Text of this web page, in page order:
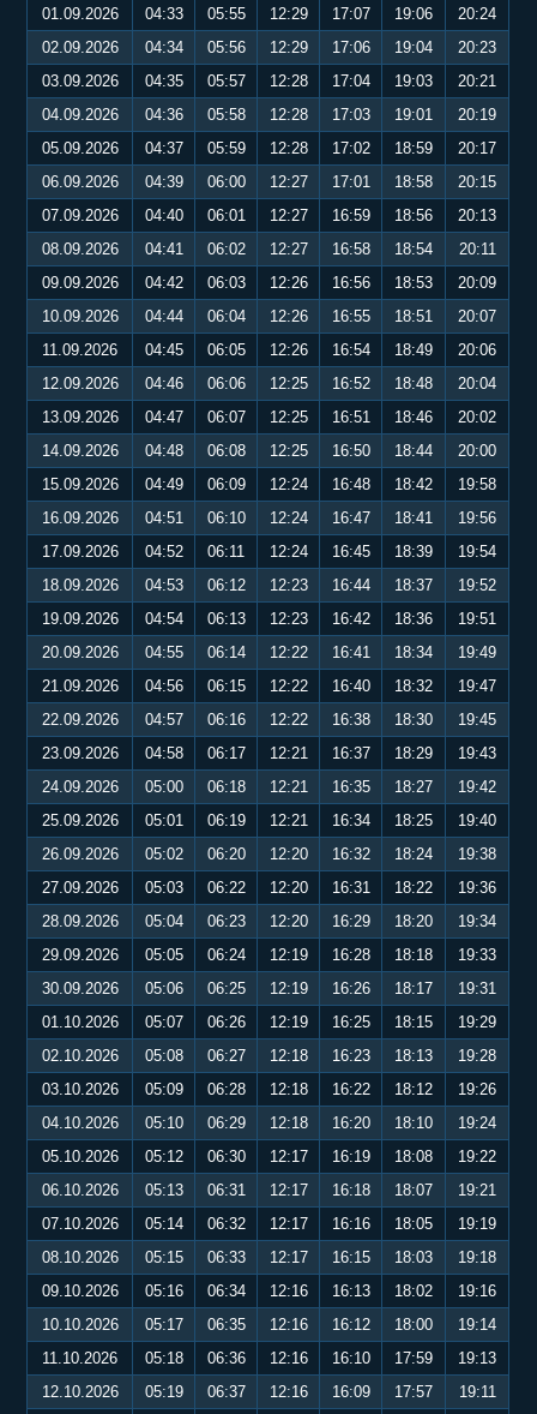
01.09.2026
04:33 05:55 12:29 17:07 19:06
20:24
02.09.2026
04:34 05:56 12:29 17:06 19:04
20:23
03.09.2026
04:35 05:57 12:28 17:04 19:03
20:21
04.09.2026
04:36 05:58 12:28 17:03 19:01
20:19
05.09.2026
04:37 05:59 12:28 17:02 18:59
20:17
06.09.2026
04:39 06:00 12:27 17:01 18:58
20:15
07.09.2026
04:40 06:01 12:27 16:59 18:56
20:13
08.09.2026
04:41 06:02 12:27 16:58 18:54
20:11
09.09.2026
04:42 06:03 12:26 16:56 18:53
20:09
10.09.2026
04:44 06:04 12:26 16:55 18:51
20:07
11.09.2026
04:45 06:05 12:26 16:54 18:49
20:06
12.09.2026
04:46 06:06 12:25 16:52 18:48
20:04
13.09.2026
04:47 06:07 12:25 16:51 18:46
20:02
14.09.2026
04:48 06:08 12:25 16:50 18:44
20:00
15.09.2026
04:49 06:09 12:24 16:48 18:42
19:58
16.09.2026
04:51 06:10 12:24 16:47 18:41
19:56
17.09.2026
04:52 06:11 12:24 16:45 18:39
19:54
18.09.2026
04:53 06:12 12:23 16:44 18:37
19:52
19.09.2026
04:54 06:13 12:23 16:42 18:36
19:51
20.09.2026
04:55 06:14 12:22 16:41 18:34
19:49
21.09.2026
04:56 06:15 12:22 16:40 18:32
19:47
22.09.2026
04:57 06:16 12:22 16:38 18:30
19:45
23.09.2026
04:58 06:17 12:21 16:37 18:29
19:43
24.09.2026
05:00 06:18 12:21 16:35 18:27
19:42
25.09.2026
05:01 06:19 12:21 16:34 18:25
19:40
26.09.2026
05:02 06:20 12:20 16:32 18:24
19:38
27.09.2026
05:03 06:22 12:20 16:31 18:22
19:36
28.09.2026
05:04 06:23 12:20 16:29 18:20
19:34
29.09.2026
05:05 06:24 12:19 16:28 18:18
19:33
30.09.2026
05:06 06:25 12:19 16:26 18:17
19:31
01.10.2026
05:07 06:26 12:19 16:25 18:15
19:29
02.10.2026
05:08 06:27 12:18 16:23 18:13
19:28
03.10.2026
05:09 06:28 12:18 16:22 18:12
19:26
04.10.2026
05:10 06:29 12:18 16:20 18:10
19:24
05.10.2026
05:12 06:30 12:17 16:19 18:08
19:22
06.10.2026
05:13 06:31 12:17 16:18 18:07
19:21
07.10.2026
05:14 06:32 12:17 16:16 18:05
19:19
08.10.2026
05:15 06:33 12:17 16:15 18:03
19:18
09.10.2026
05:16 06:34 12:16 16:13 18:02
19:16
10.10.2026
05:17 06:35 12:16 16:12 18:00
19:14
11.10.2026
05:18 06:36 12:16 16:10 17:59
19:13
12.10.2026
05:19 06:37 12:16 16:09 17:57
19:11